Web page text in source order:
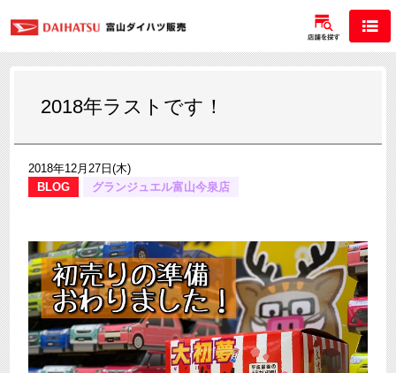
2018年ラストです！
2018年12月27日(木)
BLOG
グランジュエル富山今泉店